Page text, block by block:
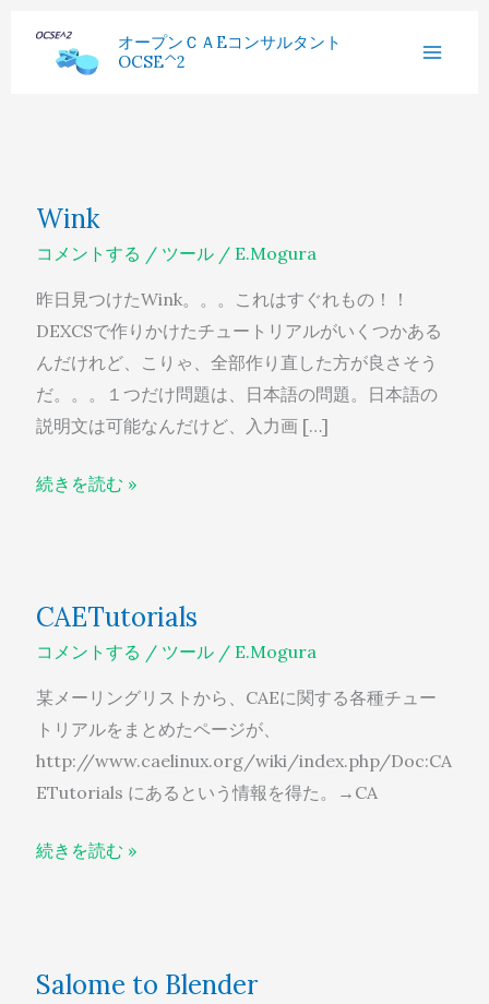
オープンＣＡEコンサルタント
OCSE^2
Wink
コメントする / ツール/ E.Mogura
昨日見つけたWink。。。これはすぐれもの！！
DEXCSで作りかけたチュートリアルがいくつかある
んだけれど、こりゃ、全部作り直した方が良さそう
だ。。。１つだけ問題は、日本語の問題。日本語の
説明文は可能なんだけど、入力画 […]
続きを読む »
CAETutorials
コメントする / ツール/ E.Mogura
某メーリングリストから、CAEに関する各種チュー
トリアルをまとめたページが、
http://www.caelinux.org/wiki/index.php/Doc:CA
ETutorials にあるという情報を得た。→CA
続きを読む »
Salome to Blender
to
過